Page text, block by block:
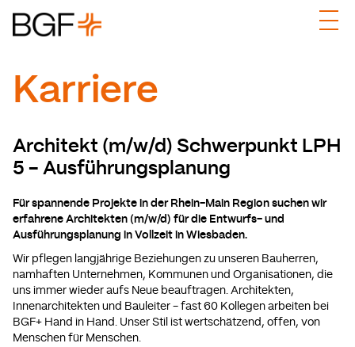
Karriere
Architekt (m/w/d) Schwerpunkt LPH
5 - Ausführungsplanung
Für spannende Projekte in der Rhein-Main Region suchen wir
erfahrene Architekten (m/w/d) für die Entwurfs- und
Ausführungsplanung in Vollzeit in Wiesbaden.
Wir pflegen langjährige Beziehungen zu unseren Bauherren,
namhaften Unternehmen, Kommunen und Organisationen, die
uns immer wieder aufs Neue beauftragen. Architekten,
Innenarchitekten und Bauleiter - fast 60 Kollegen arbeiten bei
BGF+ Hand in Hand. Unser Stil ist wertschätzend, offen, von
Menschen für Menschen.